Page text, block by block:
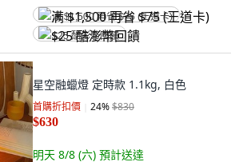
满 $1,500 再省 $75 (王道卡)
$25 酷澎幣回饋
星空融蠟燈 定時款 1.1kg, 白色
首購折扣價 24%$830
$630
明天 8/8 (六) 預計送達